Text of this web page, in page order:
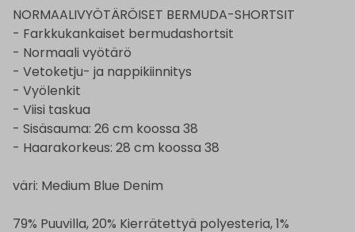
NORMAALIVYÖTÄRÖISET BERMUDA-SHORTSIT
- Farkkukankaiset bermudashortsit
- Normaali vyötärö
- Vetoketju- ja nappikiinnitys
- Vyölenkit
- Viisi taskua
- Sisäsauma: 26 cm koossa 38
- Haarakorkeus: 28 cm koossa 38
väri: Medium Blue Denim
79% Puuvilla, 20% Kierrätettyä polyesteria, 1%